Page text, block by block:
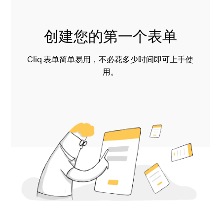
创建您的第一个表单
Cliq 表单简单易用，不必花多少时间即可上手使
用。